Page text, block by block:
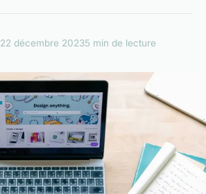
22 décembre 20235 min de lecture